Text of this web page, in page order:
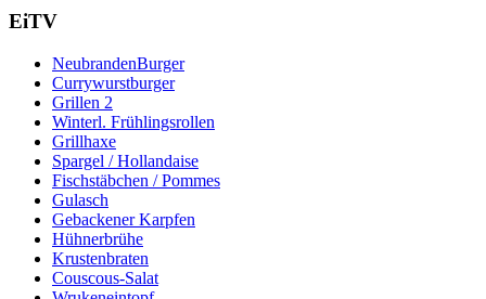
EiTV
NeubrandenBurger
Currywurstburger
Grillen 2
Winterl. Frühlingsrollen
Grillhaxe
Spargel / Hollandaise
Fischstäbchen / Pommes
Gulasch
Gebackener Karpfen
Hühnerbrühe
Krustenbraten
Couscous-Salat